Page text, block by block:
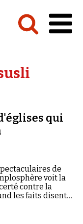
qui
de
voit la
contre la
les faits disent